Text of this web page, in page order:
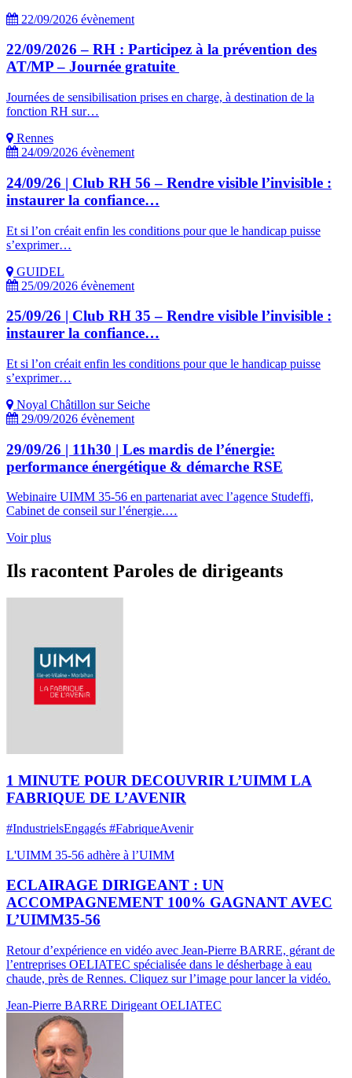
22/09/2026 évènement
22/09/2026 – RH : Participez à la prévention des
AT/MP – Journée gratuite
Journées de sensibilisation prises en charge, à destination de la
fonction RH sur…
Rennes
24/09/2026 évènement
24/09/26 | Club RH 56 – Rendre visible l’invisible :
instaurer la confiance…
Et si l’on créait enfin les conditions pour que le handicap puisse
s’exprimer…
GUIDEL
25/09/2026 évènement
25/09/26 | Club RH 35 – Rendre visible l’invisible :
instaurer la confiance…
Et si l’on créait enfin les conditions pour que le handicap puisse
s’exprimer…
Noyal Châtillon sur Seiche
29/09/2026 évènement
29/09/26 | 11h30 | Les mardis de l’énergie:
performance énergétique & démarche RSE
Webinaire UIMM 35-56 en partenariat avec l’agence Studeffi,
Cabinet de conseil sur l’énergie.…
Voir plus
Ils racontent Paroles de dirigeants
1 MINUTE POUR DECOUVRIR L’UIMM LA
FABRIQUE DE L’AVENIR
#IndustrielsEngagés #FabriqueAvenir
L'UIMM 35-56 adhère à l’UIMM
ECLAIRAGE DIRIGEANT : UN
ACCOMPAGNEMENT 100% GAGNANT AVEC
L’UIMM35-56
Retour d’expérience en vidéo avec Jean-Pierre BARRE, gérant de
l’entreprises OELIATEC spécialisée dans le désherbage à eau
chaude, près de Rennes. Cliquez sur l’image pour lancer la vidéo.
Jean-Pierre BARRE Dirigeant OELIATEC